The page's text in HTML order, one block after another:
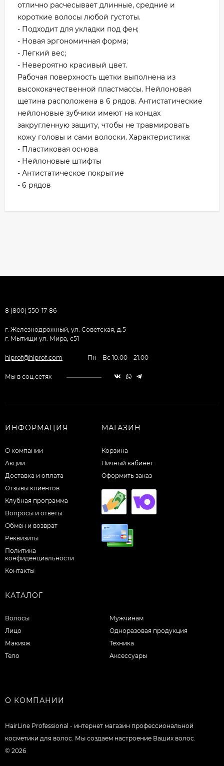
отлично расчесывает длинные, средние и
короткие волосы любой густоты.
- Подходит для укладки под фен;
- Новая эргономичная форма;
- Легкий вес;
- Невероятно красивый цвет.
Рабочая поверхность щетки выполнена из
высококачественной пластмассы. Нейлоновая
щетина расположена в 6 рядов. Антистатические
нейлоновые зубчики имеют на концах
закругленную защиту, чтобы не травмировать
кожу головы и сами волоски. Характеристика:
- Пластиковая основа
- Нейлоновые штифты
- Антистатическое покрытие
- 6 рядов
8 (800) 550-17-86
г. Железнодрожный, ул. Советская, д.5
г. Мытищи ул. Мира, с51
hlprof@hlprof.com Пн—Вс 10:00 – 21:00
Мы в соц.сетях
ИНФОРМАЦИЯ
О компании
Акции
Доставка и оплата
Отзывы клиентов
Клубная программа
Вопросы и ответы
Обмен и возврат
Реквизиты
Политика
конфиденциальности
Контакты
МАГАЗИН
Корзина
Личный кабинет
Оформить заказ
КАТАЛОГ
Волосы
Лицо
Макияж
Тело
Мужчинам
Одноразовая продукция
Техника
Аксессуары
О КОМПАНИИ
HairLine Professional - интернет магазин профессиональной
косметики для волос. Мы создаем настроение Ваших волос.
© 2026